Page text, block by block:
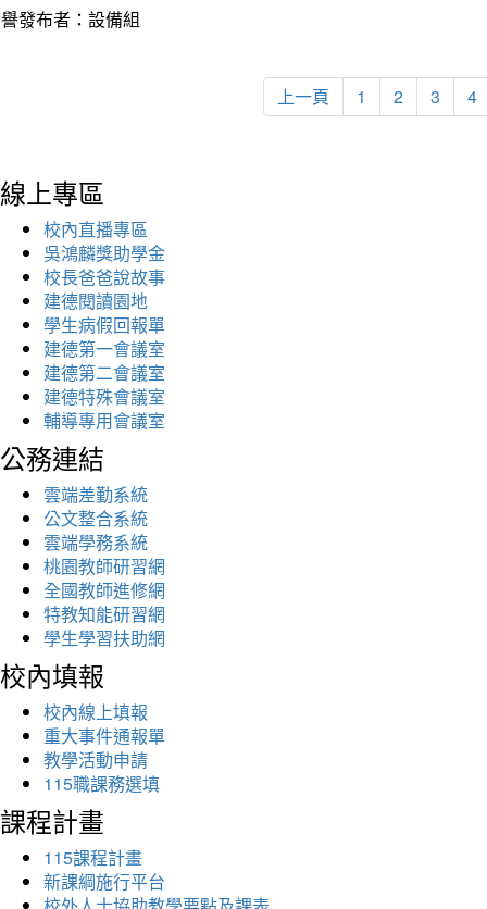
發布者：設備組
上一頁 1 2 3 4
線上專區
校內直播專區
吳鴻麟獎助學金
校長爸爸說故事
建德閱讀園地
學生病假回報單
建德第一會議室
建德第二會議室
建德特殊會議室
輔導專用會議室
公務連結
雲端差勤系統
公文整合系統
雲端學務系統
桃園教師研習網
全國教師進修網
特教知能研習網
學生學習扶助網
校內填報
校內線上填報
重大事件通報單
教學活動申請
115職課務選填
課程計畫
115課程計畫
新課綱施行平台